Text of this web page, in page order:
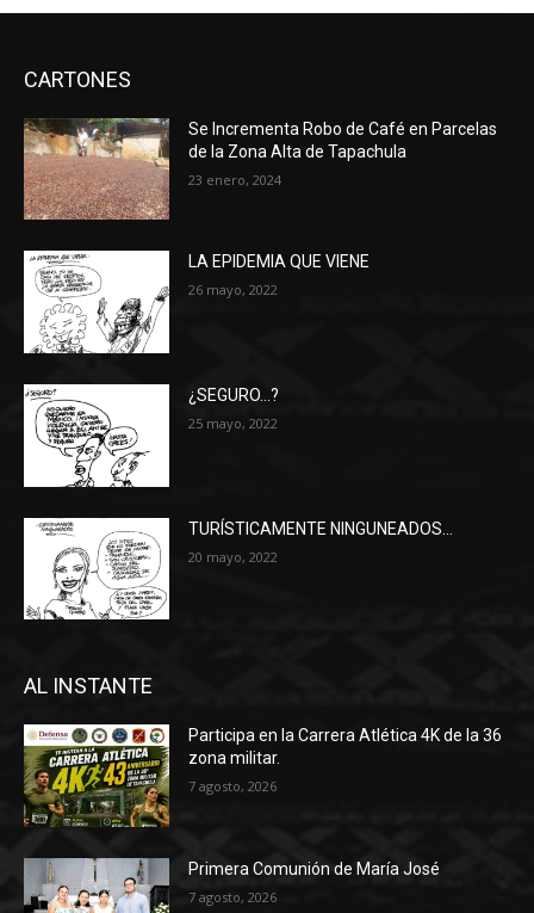
CARTONES
Se Incrementa Robo de Café en Parcelas
de la Zona Alta de Tapachula
23 enero, 2024
LA EPIDEMIA QUE VIENE
26 mayo, 2022
¿SEGURO…?
25 mayo, 2022
TURÍSTICAMENTE NINGUNEADOS…
20 mayo, 2022
AL INSTANTE
Participa en la Carrera Atlética 4K de la 36
zona militar.
7 agosto, 2026
Primera Comunión de María José
7 agosto, 2026